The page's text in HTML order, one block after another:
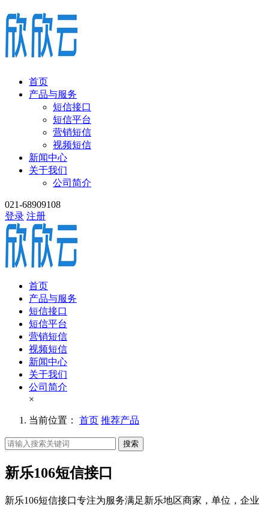
首页
产品与服务
短信接口
短信平台
营销短信
视频短信
新闻中心
关于我们
公司简介
021-68909108
登录 注册
首页
产品与服务
短信接口
短信平台
营销短信
视频短信
新闻中心
关于我们
公司简介
×
当前位置： 首页 推荐产品
搜索
新乐106短信接口
新乐106短信接口专注为服务满足新乐地区商家，单位，企业